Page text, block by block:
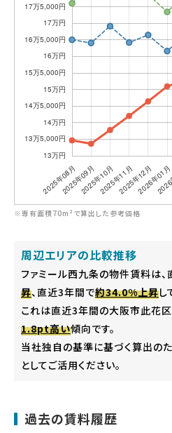
※専有面積70m²で算出した参考価格
周辺エリアの比較推移
ファミール西九条の物件賃料は
昇、直近3年間で約34.0%上昇し
これは直近3年間の大阪市此花区
1.8pt高い傾向です。
当社独自の基準に基づく算出の
としてご活用ください。
過去の賃料履歴